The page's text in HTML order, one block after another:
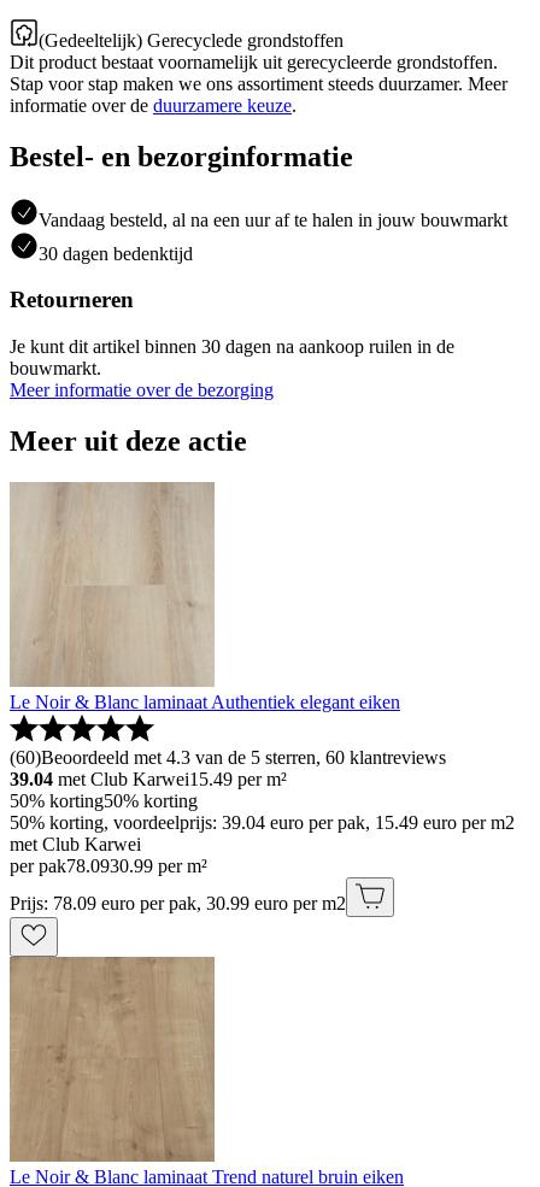
(Gedeeltelijk) Gerecyclede grondstoffen
Dit product bestaat voornamelijk uit gerecycleerde grondstoffen.
Stap voor stap maken we ons assortiment steeds duurzamer. Meer
informatie over de duurzamere keuze.
Bestel- en bezorginformatie
Vandaag besteld, al na een uur af te halen in jouw bouwmarkt
30 dagen bedenktijd
Retourneren
Je kunt dit artikel binnen 30 dagen na aankoop ruilen in de
bouwmarkt.
Meer informatie over de bezorging
Meer uit deze actie
Le Noir & Blanc laminaat Authentiek elegant eiken
(60)Beoordeeld met 4.3 van de 5 sterren, 60 klantreviews
39.04 met Club Karwei15.49 per m²
50% korting50% korting
50% korting, voordeelprijs: 39.04 euro per pak, 15.49 euro per m2
met Club Karwei
per pak78.0930.99 per m²
Prijs: 78.09 euro per pak, 30.99 euro per m2
Le Noir & Blanc laminaat Trend naturel bruin eiken